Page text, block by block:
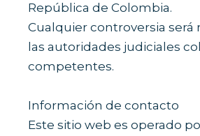
República de Colombia.
Cualquier controversia será
las autoridades judiciales
competentes.
Información de contacto
Este sitio web es operado